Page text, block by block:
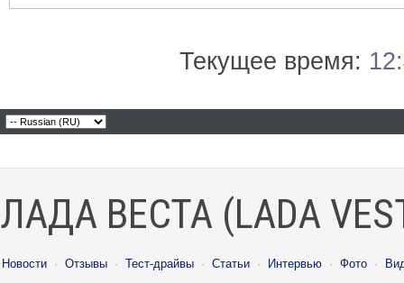
Текущее время:
ЛАДА ВЕСТА (LADA
Новости · Отзывы · Тест-драйвы · Статьи · Интервью · Фото ·